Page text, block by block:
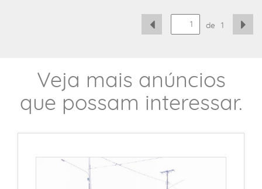
de 1
Veja mais anúncios
que possam interessar.